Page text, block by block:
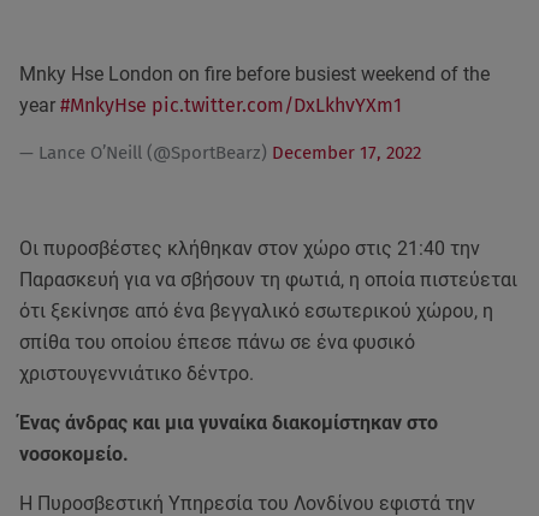
Mnky Hse London on fire before busiest weekend of the
year #MnkyHse pic.twitter.com/DxLkhvYXm1
— Lance O’Neill (@SportBearz) December 17, 2022
Οι πυροσβέστες κλήθηκαν στον χώρο στις 21:40 την
Παρασκευή για να σβήσουν τη φωτιά, η οποία πιστεύεται
ότι ξεκίνησε από ένα βεγγαλικό εσωτερικού χώρου, η
σπίθα του οποίου έπεσε πάνω σε ένα φυσικό
χριστουγεννιάτικο δέντρο.
Ένας άνδρας και μια γυναίκα διακομίστηκαν στο
νοσοκομείο.
Η Πυροσβεστική Υπηρεσία του Λονδίνου εφιστά την